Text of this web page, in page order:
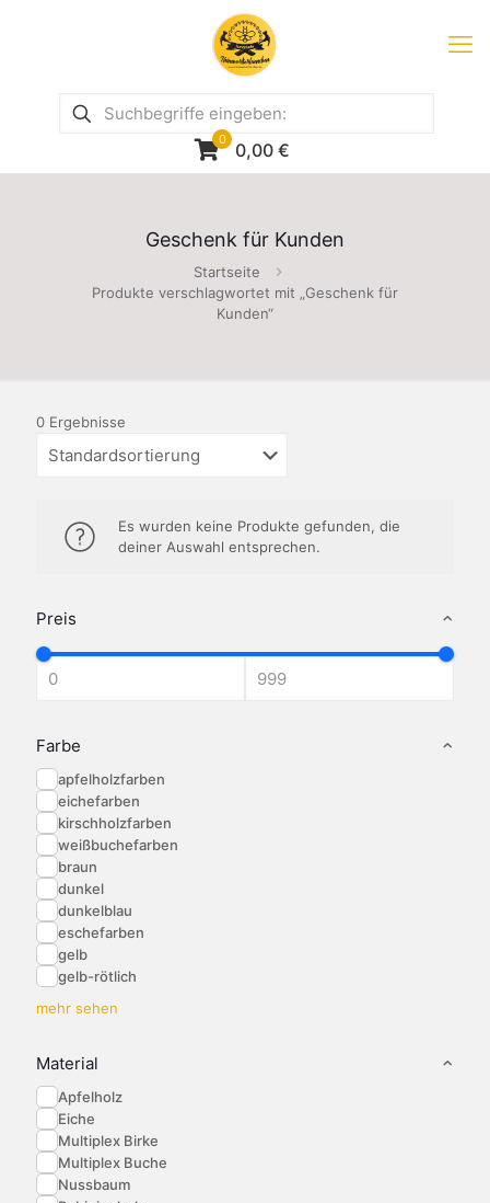
0 0,00 €
Geschenk für Kunden
Startseite
Produkte verschlagwortet mit „Geschenk für
Kunden“
Preis
Farbe
apfelholzfarben
eichefarben
kirschholzfarben
weißbuchefarben
braun
dunkel
dunkelblau
eschefarben
gelb
gelb-rötlich
mehr sehen
Material
Apfelholz
Eiche
Multiplex Birke
Multiplex Buche
Nussbaum
0 Ergebnisse
Es wurden keine Produkte gefunden, die
deiner Auswahl entsprechen.